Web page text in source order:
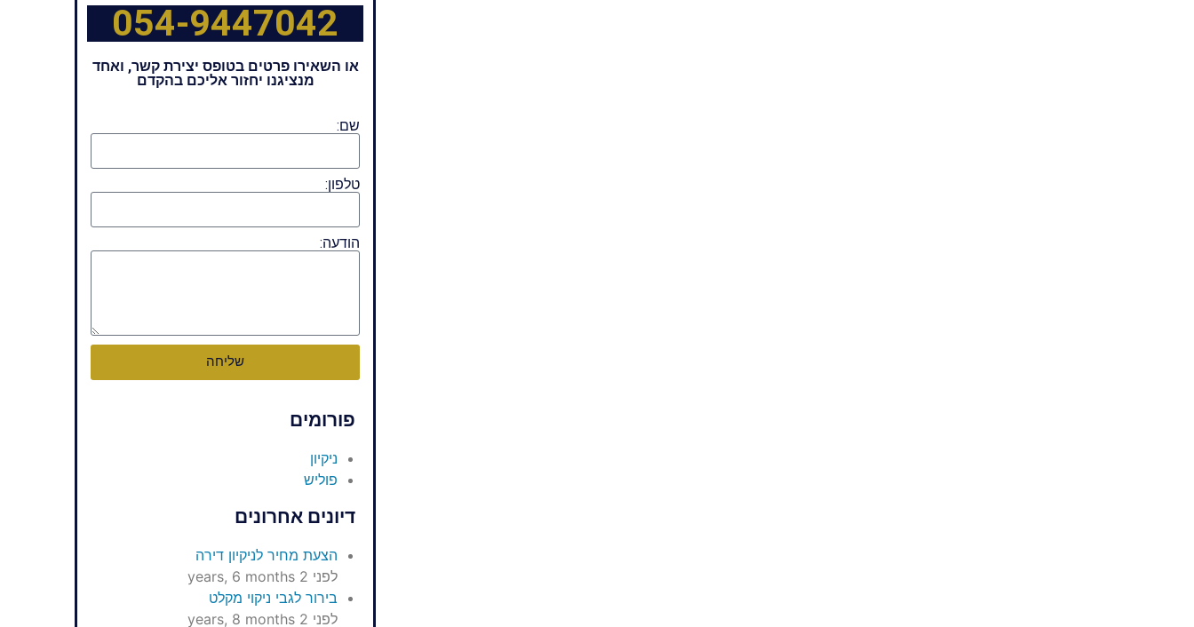
054-9447042
או השאירו פרטים בטופס יצירת קשר, ואחד
מנציגנו יחזור אליכם בהקדם
שם:
טלפון:
הודעה:
שליחה
פורומים
ניקיון
פוליש
דיונים אחרונים
הצעת מחיר לניקיון דירה
לפני 2 years, 6 months
בירור לגבי ניקוי מקלט
לפני 2 years, 8 months